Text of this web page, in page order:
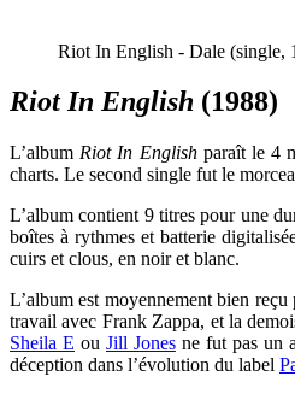
Riot In English - Dale (single,
Riot In English (1988)
L’album Riot In Englishparaît le 4
charts. Le second single fut le
L’album contient 9 titres pour une
boîtes à rythmes et batterie
cuirs et clous, en noir et blanc.
L’album est moyennement bien
travail avec Frank Zappa, et la
Sheila E ou Jill Jonesne fut pas un
déception dans l’évolution du label